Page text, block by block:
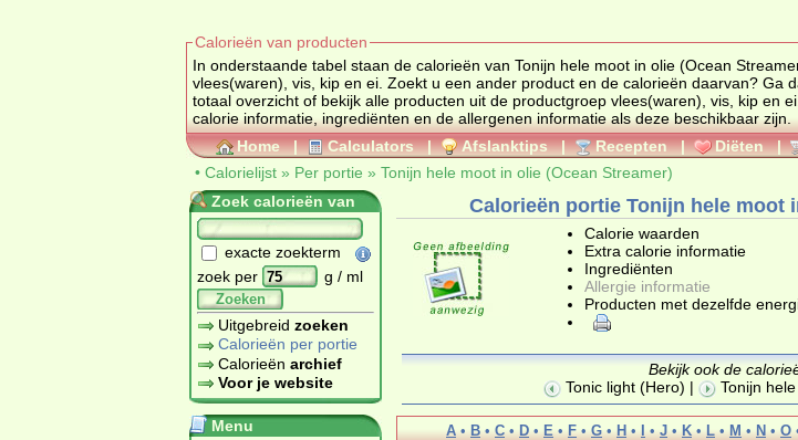
Calorieën van producten
In onderstaande tabel staan de calorieën van Tonijn hele moot in olie (Ocean
vlees(waren), vis, kip en ei. Zoekt u een ander product en de calorieën daarvan?
totaal overzicht of bekijk alle producten uit de productgroep vlees(waren), vis, kip en ei
calorie informatie, ingrediënten en de allergenen informatie als deze beschikbaar zijn.
Home | Calculators | Afslanktips | Recepten | Diëten |
• Calorielijst » Per portie » Tonijn hele moot in olie (Ocean Streamer)
Zoek calorieën van
exacte zoekterm
zoek per
g / ml
Zoeken
Uitgebreid zoeken
Calorieën per portie
Calorieën archief
Voor je website
Menu
Calorieën portie Tonijn hele moot
Calorie waarden
Extra calorie informatie
Ingrediënten
Allergie informatie
Producten met dezelfde
Bekijk ook de
Tonic light (Hero) | Tonijn
A • B • C • D • E • F • G • H • I • J • K • L • M • N • O